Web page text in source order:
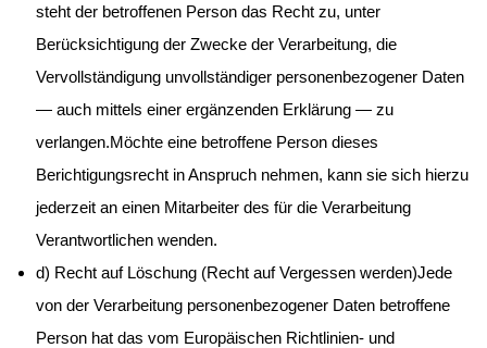
steht der betroffenen Person das Recht zu, unter
Berücksichtigung der Zwecke der Verarbeitung, die
Vervollständigung unvollständiger personenbezogener Daten
— auch mittels einer ergänzenden Erklärung — zu
verlangen.Möchte eine betroffene Person dieses
Berichtigungsrecht in Anspruch nehmen, kann sie sich hierzu
jederzeit an einen Mitarbeiter des für die Verarbeitung
Verantwortlichen wenden.
d) Recht auf Löschung (Recht auf Vergessen werden)Jede
von der Verarbeitung personenbezogener Daten betroffene
Person hat das vom Europäischen Richtlinien- und